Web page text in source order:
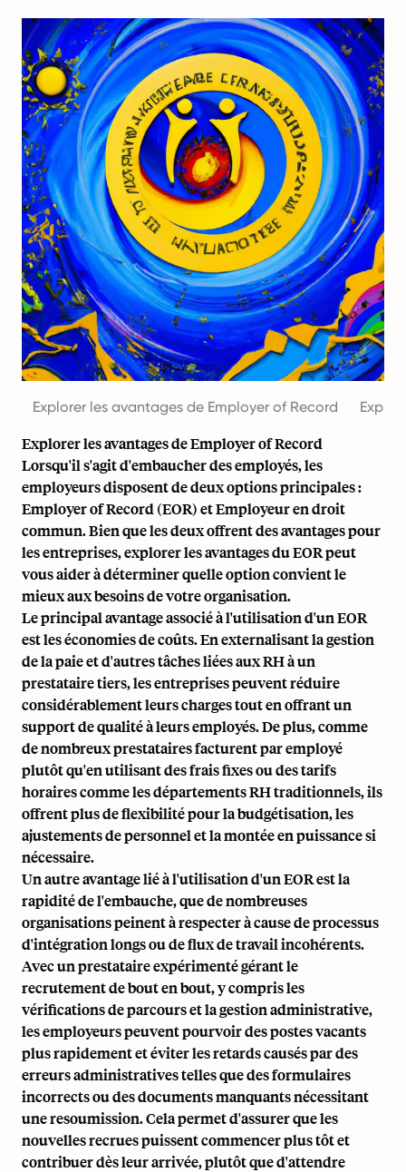
Explorer les avantages de Employer of Record
Explorer les avantages de Employer of Record
Lorsqu'il s'agit d'embaucher des employés, les
employeurs disposent de deux options principales :
Employer of Record (EOR) et Employeur en droit
commun. Bien que les deux offrent des avantages pour
les entreprises, explorer les avantages du EOR peut
vous aider à déterminer quelle option convient le
mieux aux besoins de votre organisation.
Le principal avantage associé à l'utilisation d'un EOR
est les économies de coûts. En externalisantla gestion
de la paieet d'autres tâches liées aux RH à un
prestataire tiers, les entreprises peuvent réduire
considérablement leurs charges tout en offrant un
support de qualité à leurs employés. De plus, comme
de nombreux prestataires facturent par employé
plutôt qu'en utilisant des frais fixes ou des tarifs
horaires comme les départements RH traditionnels, ils
offrent plus de flexibilité pour la budgétisation, les
ajustements de personnel et la montée en puissance si
nécessaire.
Un autre avantage lié à l'utilisation d'un EOR est la
rapidité de l'embauche, que de nombreuses
organisations peinent à respecter à cause de processus
d'intégrationlongs ou de flux de travail incohérents.
Avec un prestataire expérimenté gérant le
recrutement de bout en bout, y compris les
vérifications de parcours etla gestion administrative,
les employeurs peuvent pourvoir des postes vacants
plus rapidement et éviter les retards causés par des
erreurs administratives telles que des formulaires
incorrects ou des documents manquants nécessitant
une resoumission. Cela permet d'assurer que les
nouvelles recrues puissent commencer plus tôt et
contribuer dès leur arrivée, plutôt que d'attendre